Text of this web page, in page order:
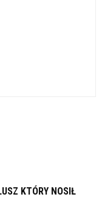
KTÓRY NOSIŁ